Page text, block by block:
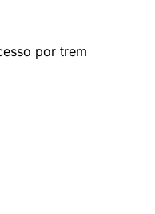
por trem